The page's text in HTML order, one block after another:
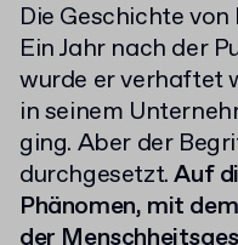
Die Geschichte
Ein Jahr nach der
wurde er verhaftet
in seinem
ging. Aber der
durchgesetzt.Auf
Phänomen, mit
der